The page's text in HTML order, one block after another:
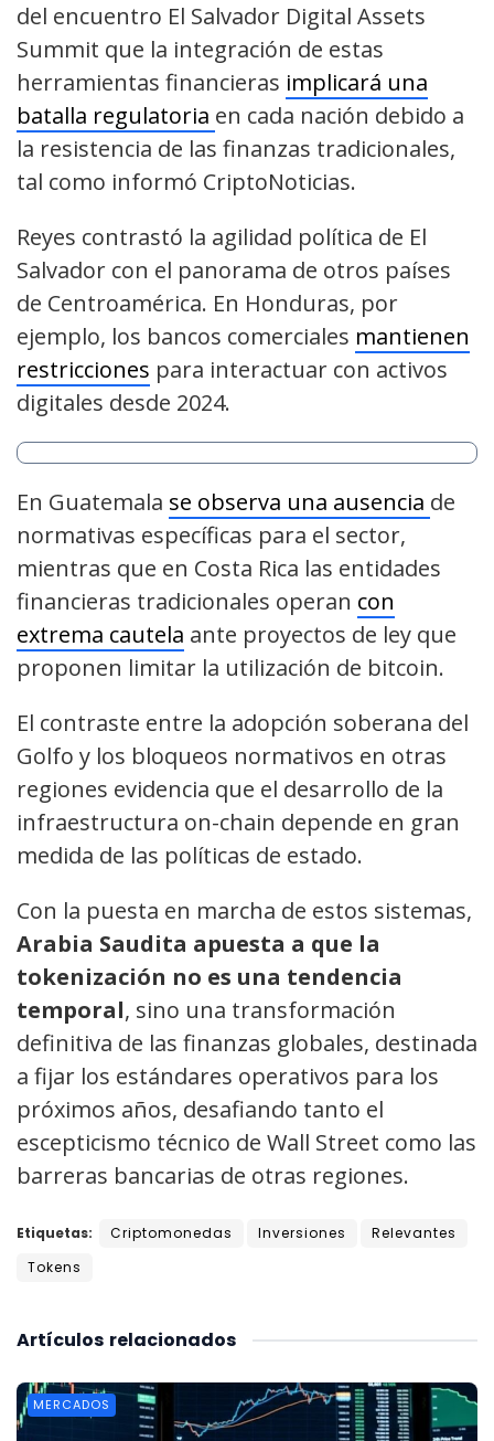
del encuentro El Salvador Digital Assets
Summit que la integración de estas
herramientas financieras implicará una
batalla regulatoria en cada nación debido a
la resistencia de las finanzas tradicionales,
tal como informó CriptoNoticias.
Reyes contrastó la agilidad política de El
Salvador con el panorama de otros países
de Centroamérica. En Honduras, por
ejemplo, los bancos comerciales mantienen
restricciones para interactuar con activos
digitales desde 2024.
En Guatemala se observa una ausencia de
normativas específicas para el sector,
mientras que en Costa Rica las entidades
financieras tradicionales operan con
extrema cautela ante proyectos de ley que
proponen limitar la utilización de bitcoin.
El contraste entre la adopción soberana del
Golfo y los bloqueos normativos en otras
regiones evidencia que el desarrollo de la
infraestructura on-chain depende en gran
medida de las políticas de estado.
Con la puesta en marcha de estos sistemas,
Arabia Saudita apuesta a que la
tokenización no es una tendencia
temporal, sino una transformación
definitiva de las finanzas globales, destinada
a fijar los estándares operativos para los
próximos años, desafiando tanto el
escepticismo técnico de Wall Street como las
barreras bancarias de otras regiones.
Etiquetas: Criptomonedas Inversiones
Relevantes
Tokens
relacionados
Artículos
MERCADOS